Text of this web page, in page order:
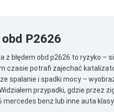
P2626
z błędem obd p2626 to ryzyko
czasie potrafi zajechać
spalanie i spadki mocy –
przypadki, gdzie przez
benz lub inne auta